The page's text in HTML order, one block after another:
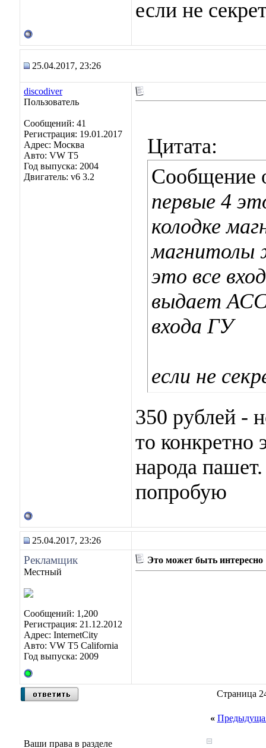
если не
25.04.2017, 23:26
discodiver
Пользователь
Сообщений: 41
Регистрация: 19.01.2017
Адрес: Москва
Авто: VW T5
Год выпуска: 2004
Двигатель: v6 3.2
Цитата:
Сообщение
первые 4
колодке
магнитолы
это все
выдает
входа ГУ
если не
350 рублей -
то конкретно
народа
попробую
25.04.2017, 23:26
Рекламщик
Местный
Сообщений: 1,200
Регистрация: 21.12.2012
Адрес: InternetCity
Авто: VW T5 California
Год выпуска: 2009
Это может быть интересно
Страница
«
Ваши права в разделе